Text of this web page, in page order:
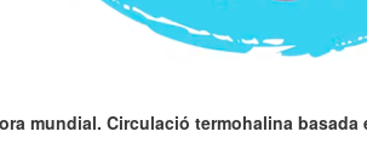
mundial. Circulació termohalina basada